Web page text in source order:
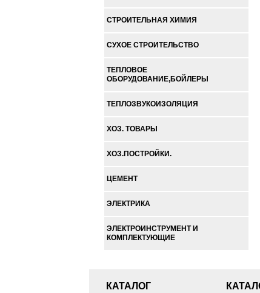
СТРОИТЕЛЬНАЯ ХИМИЯ
СУХОЕ СТРОИТЕЛЬСТВО
ТЕПЛОВОЕ
ОБОРУДОВАНИЕ,БОЙЛЕРЫ
ТЕПЛОЗВУКОИЗОЛЯЦИЯ
ХОЗ. ТОВАРЫ
ХОЗ.ПОСТРОЙКИ.
ЦЕМЕНТ
ЭЛЕКТРИКА
ЭЛЕКТРОИНСТРУМЕНТ И
КОМПЛЕКТУЮЩИЕ
КАТАЛОГ